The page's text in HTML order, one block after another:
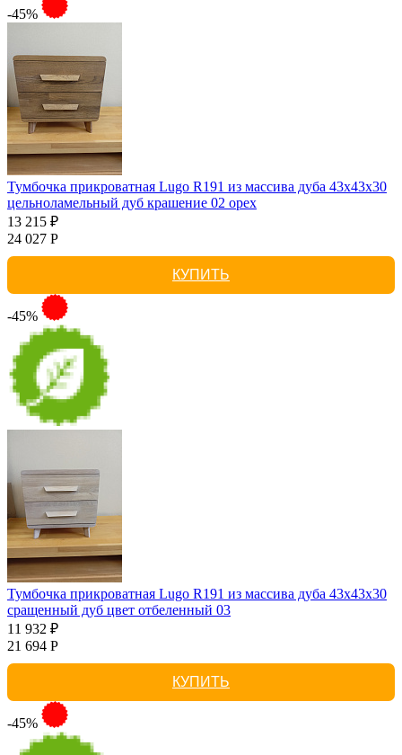
-45%
Тумбочка прикроватная Lugo R191 из массива дуба 43х43х30
цельноламельный дуб крашение 02 орех
13 215 ₽
24 027 Р
КУПИТЬ
-45%
Тумбочка прикроватная Lugo R191 из массива дуба 43х43х30
сращенный дуб цвет отбеленный 03
11 932 ₽
21 694 Р
КУПИТЬ
-45%